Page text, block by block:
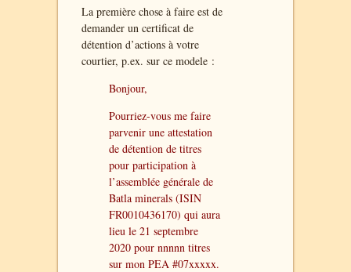
La première chose à faire est de
demander un certificat de
détention d’actions à votre
courtier, p.ex. sur ce modele :
Bonjour,
Pourriez-vous me faire
parvenir une attestation
de détention de titres
pour participation à
l’assemblée générale de
Batla minerals (ISIN
FR0010436170) qui aura
lieu le 21 septembre
2020 pour nnnnn titres
sur mon PEA #07xxxxx.